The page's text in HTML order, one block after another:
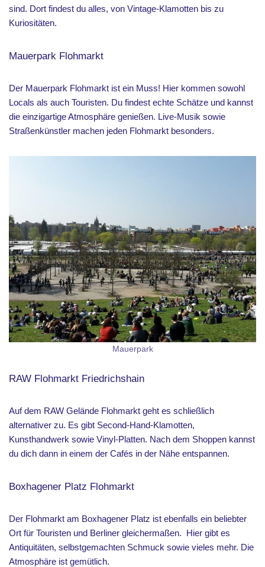
sind. Dort findest du alles, von Vintage-Klamotten bis zu
Kuriositäten.
Mauerpark Flohmarkt
Der Mauerpark Flohmarkt ist ein Muss! Hier kommen sowohl
Locals als auch Touristen. Du findest echte Schätze und kannst
die einzigartige Atmosphäre genießen. Live-Musik sowie
Straßenkünstler machen jeden Flohmarkt besonders.
Mauerpark
RAW Flohmarkt Friedrichshain
Auf dem RAW Gelände Flohmarkt geht es schließlich
alternativer zu. Es gibt Second-Hand-Klamotten,
Kunsthandwerk sowie Vinyl-Platten. Nach dem Shoppen kannst
du dich dann in einem der Cafés in der Nähe entspannen.
Boxhagener Platz Flohmarkt
Der Flohmarkt am Boxhagener Platz ist ebenfalls ein beliebter
Ort für Touristen und Berliner gleichermaßen. Hier gibt es
Antiquitäten, selbstgemachten Schmuck sowie vieles mehr. Die
Atmosphäre ist gemütlich.